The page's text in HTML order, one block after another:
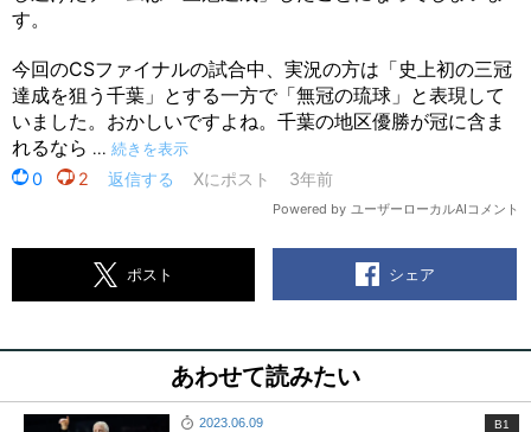
ポスト シェア
あわせて読みたい
2023.06.09 B1